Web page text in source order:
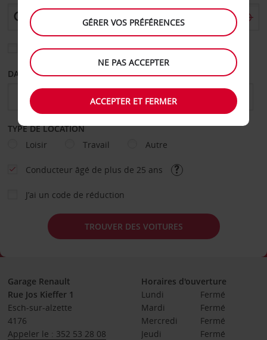
Sélectionnez une autre agence de retour
DATE DE DÉPART DATE DE RETOUR
TYPE DE LOCATION
Loisir
Travail Autre
Conducteur âgé de plus de 25 ans
J’ai un code de réduction
TROUVER DES VOITURES
Garage Renault
Rue Jos Kieffer 1
Esch-sur-alzette
4176
Appeler le : 352 53 28 08
Horaires d'ouverture
Lundi
Fermé
Mardi
Fermé
Mercredi
Fermé
Jeudi
Fermé
GÉRER VOS PRÉFÉRENCES
NE PAS ACCEPTER
ACCEPTER ET FERMER